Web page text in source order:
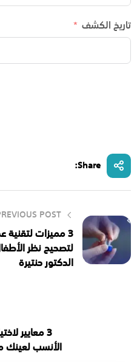
تاريخ الكشف
Share:
POST
3 مميزات لتقنية
لتصحيح نظر
الدكتور حنتيرة
3 معايير
الأنسب لعينك